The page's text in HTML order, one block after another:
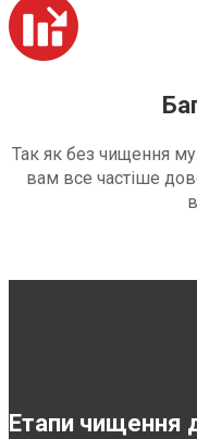
Так як без чищення
вам все частіше
Етапи чищення